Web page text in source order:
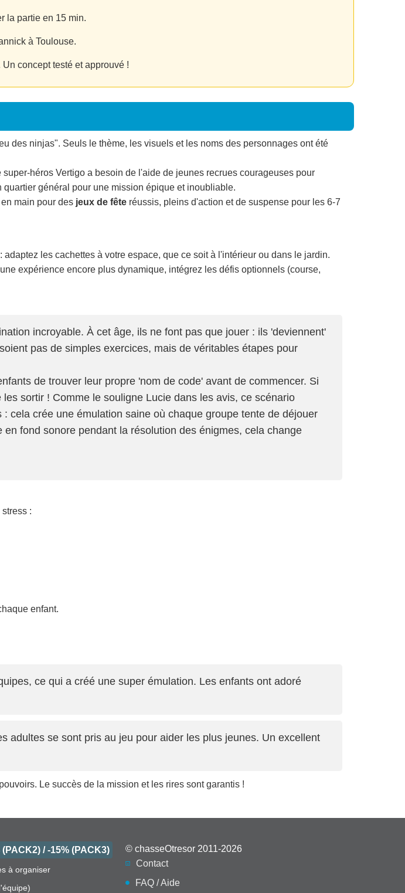
la partie en 15 min.
à Toulouse.
concept testé et approuvé !
des ninjas". Seuls le thème, les visuels et les noms des personnages ont été
héros Vertigo a besoin de l'aide de jeunes recrues courageuses pour
quartier général pour une mission épique et inoubliable.
main pour des jeux de fête réussis, pleins d'action et de suspense pour les 6-7
les cachettes à votre espace, que ce soit à l'intérieur ou dans le jardin.
expérience encore plus dynamique, intégrez les défis optionnels (course,
incroyable. À cet âge, ils ne font pas que jouer : ils 'deviennent'
pas de simples exercices, mais de véritables étapes pour
de trouver leur propre 'nom de code' avant de commencer. Si
sortir ! Comme le souligne Lucie dans les avis, ce scénario
cela crée une émulation saine où chaque groupe tente de déjouer
fond sonore pendant la résolution des énigmes, cela change
:
enfant.
ce qui a créé une super émulation. Les enfants ont adoré
adultes se sont pris au jeu pour aider les plus jeunes. Un excellent
Le succès de la mission et les rires sont garantis !
/ -15% (PACK3)
à organiser
© chasseOtresor 2011-2026
Contact
FAQ / Aide